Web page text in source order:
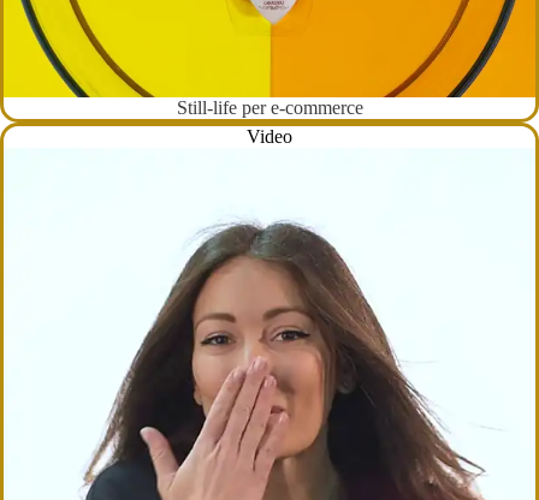
Still-life per e-commerce
Video